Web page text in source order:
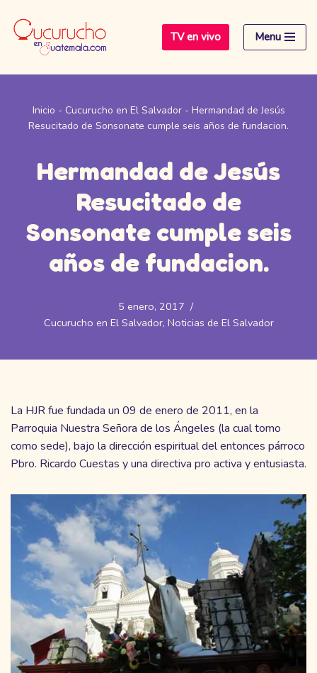
Saltar
contenido
TV en vivo Menu
Inicio - Cucurucho en El Salvador- Hermandad de Jesús
Resucitado de Sonsonate cumple seis años de fundacion.
Hermandad de Jesús
Resucitado de
Sonsonate cumple seis
años de fundacion.
5 enero, 2017
Cucurucho en El Salvador, Noticias de El Salvador
La HJR fue fundada un 09 de enero de 2011, en la
Parroquia Nuestra Señora de los Ángeles (la cual tomo
como sede), bajo la dirección espiritual del entonces párroco
Pbro. Ricardo Cuestas y una directiva pro activa y entusiasta.